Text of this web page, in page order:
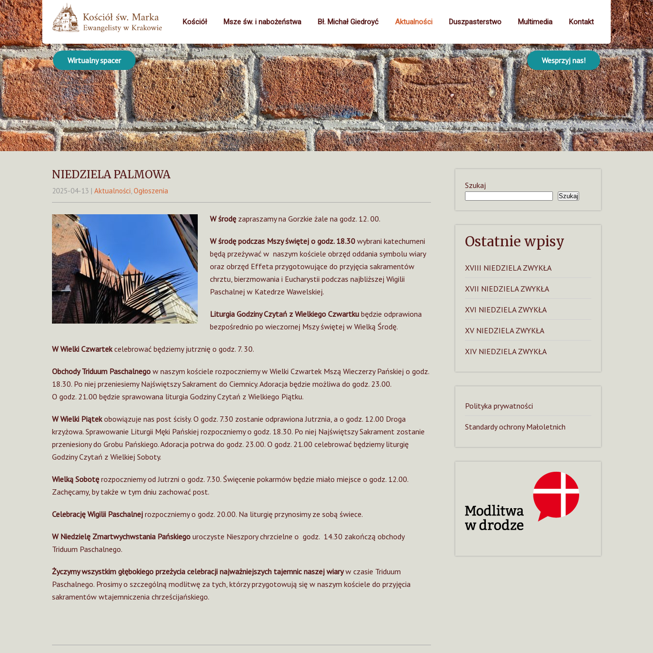
Wirtualny spacer Wesprzyj nas!
Kościół Msze św. i nabożeństwa Bł. Michał Giedroyć Aktualności Duszpasterstwo Multimedia Kontakt
NIEDZIELA PALMOWA
2025-04-13 | Aktualności,Ogłoszenia
W środę zapraszamy na Gorzkie żale na godz. 12. 00.
W środę podczas Mszy świętej o godz. 18.30 wybrani katechumeni
będą przeżywać w naszym kościele obrzęd oddania symbolu wiary
oraz obrzęd Effeta przygotowujące do przyjęcia sakramentów
chrztu, bierzmowania i Eucharystii podczas najbliższej Wigilii
Paschalnej w Katedrze Wawelskiej.
Liturgia Godziny Czytań z Wielkiego Czwartku będzie odprawiona
bezpośrednio po wieczornej Mszy świętej w Wielką Środę.
W Wielki Czwartekcelebrować będziemy jutrznię o godz. 7. 30.
Obchody Triduum Paschalnego w naszym kościele rozpoczniemy w Wielki Czwartek Mszą Wieczerzy Pańskiej o godz.
18.30. Po niej przeniesiemy Najświętszy Sakrament do Ciemnicy. Adoracja będzie możliwa do godz. 23.00.
O godz. 21.00 będzie sprawowana liturgia Godziny Czytań z Wielkiego Piątku.
W Wielki Piątekobowiązuje nas post ścisły. O godz. 7.30 zostanie odprawiona Jutrznia, a o godz. 12.00 Droga
krzyżowa. Sprawowanie Liturgii Męki Pańskiej rozpoczniemy o godz. 18.30. Po niej Najświętszy Sakrament zostanie
przeniesiony do Grobu Pańskiego. Adoracja potrwa do godz. 23.00. O godz. 21.00 celebrować będziemy liturgię
Godziny Czytań z Wielkiej Soboty.
Wielką Sobotę rozpoczniemy od Jutrzni o godz. 7.30. Święcenie pokarmów będzie miało miejsce o godz. 12.00.
Zachęcamy, by także w tym dniu zachować post.
Celebrację Wigilii Paschalnej rozpoczniemy o godz. 20.00. Na liturgię przynosimy ze sobą świece.
W Niedzielę Zmartwychwstania Pańskiego uroczyste Nieszpory chrzcielne o godz. 14.30 zakończą obchody
Triduum Paschalnego.
Życzymy wszystkim głębokiego przeżycia celebracji najważniejszych tajemnic naszej wiaryw czasie Triduum
Paschalnego. Prosimy o szczególną modlitwę za tych, którzy przygotowują się w naszym kościele do przyjęcia
sakramentów wtajemniczenia chrześcijańskiego.
Szukaj
Szukaj
Ostatnie wpisy
XVIII NIEDZIELA ZWYKŁA
XVII NIEDZIELA ZWYKŁA
XVI NIEDZIELA ZWYKŁA
XV NIEDZIELA ZWYKŁA
XIV NIEDZIELA ZWYKŁA
Polityka prywatności
Standardy ochrony Małoletnich